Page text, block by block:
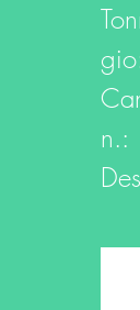
n.: